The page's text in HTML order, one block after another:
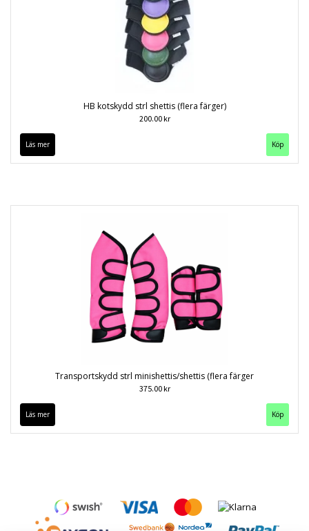
HB kotskydd strl shettis (flera färger)
200.00 kr
Läs mer Köp
Transportskydd strl minishettis/shettis (flera färger
375.00 kr
Läs mer Köp